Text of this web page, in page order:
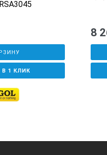
вибрации
погрешности
1 КЛИК
8